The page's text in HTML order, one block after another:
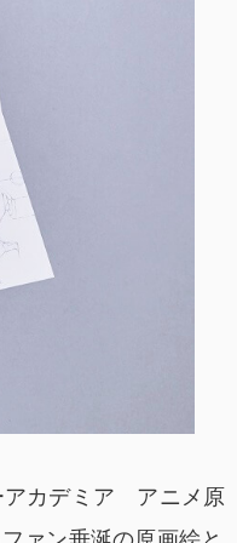
アカデミア アニメ原